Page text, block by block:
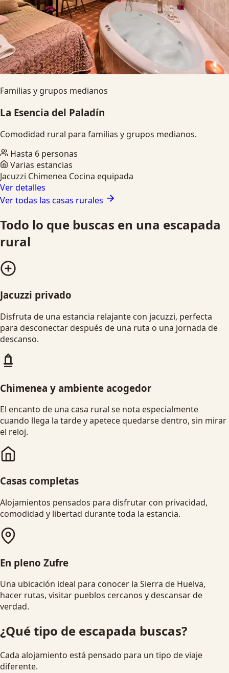
Familias y grupos medianos
La Esencia del Paladín
Comodidad rural para familias y grupos medianos.
Hasta 6 personas
Varias estancias
Jacuzzi Chimenea Cocina equipada
Ver detalles
Ver todas las casas rurales
Todo lo que buscas en una escapada
rural
Jacuzzi privado
Disfruta de una estancia relajante con jacuzzi, perfecta
para desconectar después de una ruta o una jornada de
descanso.
Chimenea y ambiente acogedor
El encanto de una casa rural se nota especialmente
cuando llega la tarde y apetece quedarse dentro, sin mirar
el reloj.
Casas completas
Alojamientos pensados para disfrutar con privacidad,
comodidad y libertad durante toda la estancia.
En pleno Zufre
Una ubicación ideal para conocer la Sierra de Huelva,
hacer rutas, visitar pueblos cercanos y descansar de
verdad.
¿Qué tipo de escapada buscas?
Cada alojamiento está pensado para un tipo de viaje
diferente.